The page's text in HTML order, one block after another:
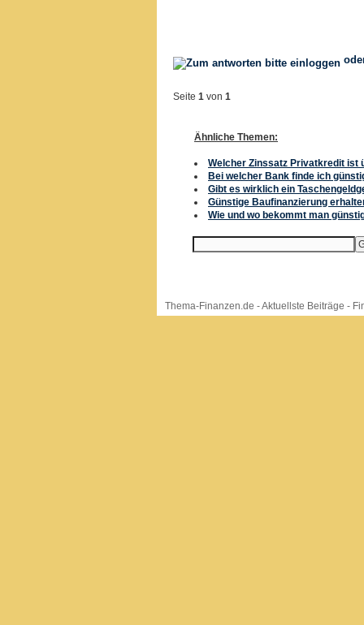
Seite 1 von 1
Ähnliche Themen:
Welcher Zinssatz Privatkredit ist
Bei welcher Bank finde ich
Gibt es wirklich ein
Günstige Baufinanzierung
Wie und wo bekommt man
Thema-Finanzen.de -Aktuellste Beiträge -